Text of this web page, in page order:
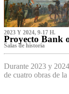
2023 Y 2024, 9-17 H.
Proyecto Bank
S‌alas de historia
Durante 2023 y
de cuatro obras de